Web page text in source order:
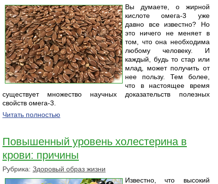
Вы думаете, о жирной
кислоте омега-3 уже
давно все известно? Но
это ничего не меняет в
том, что она необходима
любому человеку. И
каждый, будь то стар или
млад, может получить от
нее пользу. Тем более,
что в настоящее время
существует множество научных доказательств полезных
свойств омега-3.
Читать полностью
Повышенный уровень холестерина в
крови: причины
Рубрика: Здоровый образ жизни
Известно, что высокий